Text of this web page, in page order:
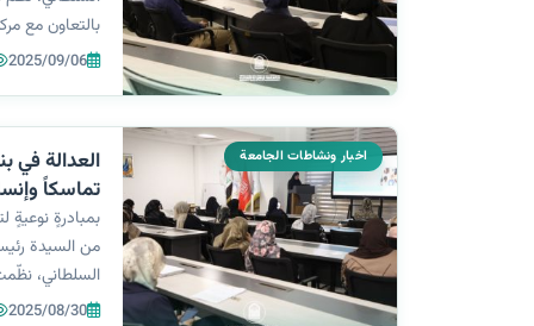
بالتعاون مع
بعنوان: “آلية
2025/09/06
اخبار ونشاطات الجامعة
العدالة في
تماسكاً
بمبادرةٍ نوعيةٍ
من السيدة
السلطاني،
مركز التعليم
2025/08/30